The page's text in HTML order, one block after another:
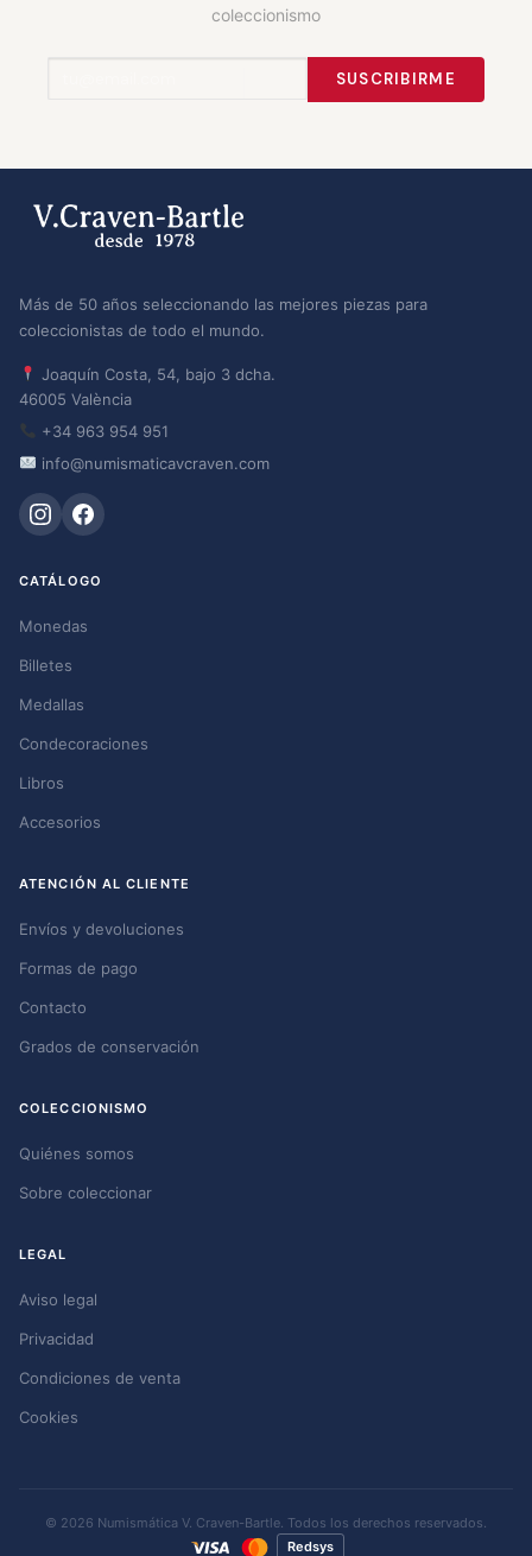
coleccionismo
SUSCRIBIRME
Más de 50 años seleccionando las mejores piezas para
coleccionistas de todo el mundo.
Joaquín Costa, 54, bajo 3 dcha.
46005 València
+34 963 954 951
info@numismaticavcraven.com
CATÁLOGO
Monedas
Billetes
Medallas
Condecoraciones
Libros
Accesorios
ATENCIÓN AL CLIENTE
Envíos y devoluciones
Formas de pago
Contacto
Grados de conservación
COLECCIONISMO
Quiénes somos
Sobre coleccionar
LEGAL
Aviso legal
Privacidad
Condiciones de venta
Cookies
© 2026 Numismática V. Craven-Bartle. Todos los derechos reservados.
Redsys